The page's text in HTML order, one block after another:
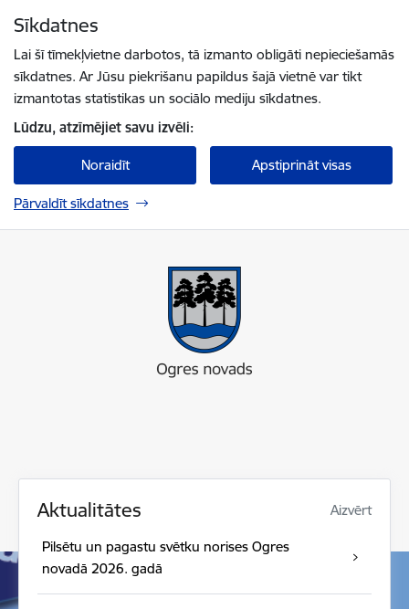
Sīkdatnes
Lai šī tīmekļvietne darbotos, tā izmanto obligāti nepieciešamās
sīkdatnes. Ar Jūsu piekrišanu papildus šajā vietnē var tikt
izmantotas statistikas un sociālo mediju sīkdatnes.
Lūdzu, atzīmējiet savu izvēli:
Noraidīt Apstiprināt visas
Pārvaldīt sīkdatnes
Aktualitātes Aizvērt
Pilsētu un pagastu svētku norises Ogres
novadā 2026. gadā